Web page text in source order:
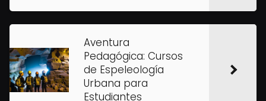
Aventura
Pedagógica: Cursos
de Espeleología
Urbana para
Estudiantes